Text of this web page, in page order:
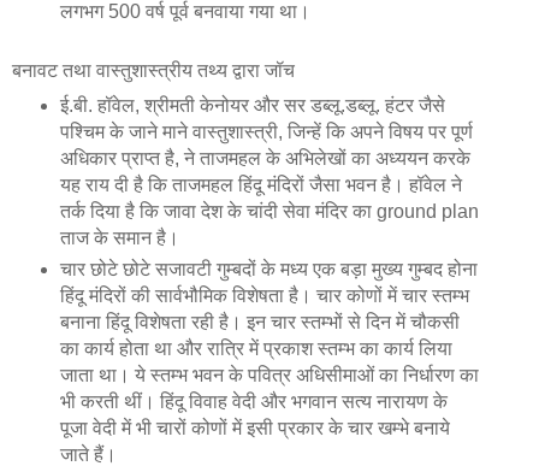
लगभग 500 वर्ष पूर्व बनवाया गया था।
बनावट तथा वास्तुशास्त्रीय तथ्य द्वारा जॉच
ई.बी. हॉवेल, श्रीमती केनोयर और सर डब्लू.डब्लू. हंटर जैसे
पश्चिम के जाने माने वास्तुशास्त्री, जिन्हें कि अपने विषय पर पूर्ण
अधिकार प्राप्त है, ने ताजमहल के अभिलेखों का अध्ययन करके
यह राय दी है कि ताजमहल हिंदू मंदिरों जैसा भवन है। हॉवेल ने
तर्क दिया है कि जावा देश के चांदी सेवा मंदिर का ground plan
ताज के समान है।
चार छोटे छोटे सजावटी गुम्बदों के मध्य एक बड़ा मुख्य गुम्बद होना
हिंदू मंदिरों की सार्वभौमिक विशेषता है। चार कोणों में चार स्तम्भ
बनाना हिंदू विशेषता रही है। इन चार स्तम्भों से दिन में चौकसी
का कार्य होता था और रात्रि में प्रकाश स्तम्भ का कार्य लिया
जाता था। ये स्तम्भ भवन के पवित्र अधिसीमाओं का निर्धारण का
भी करती थीं। हिंदू विवाह वेदी और भगवान सत्य नारायण के
पूजा वेदी में भी चारों कोणों में इसी प्रकार के चार खम्भे बनाये
जाते हैं।